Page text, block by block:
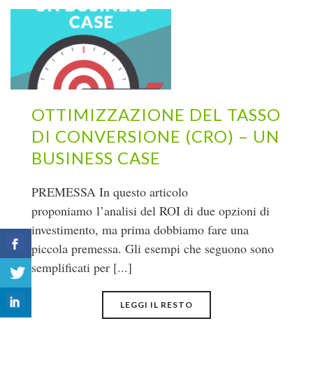
OTTIMIZZAZIONE DEL TASSO
DI CONVERSIONE (CRO) – UN
BUSINESS CASE
PREMESSA In questo articolo
proponiamo l’analisi del ROI di due opzioni di
investimento, ma prima dobbiamo fare una
piccola premessa. Gli esempi che seguono sono
semplificati per [...]
LEGGI IL RESTO